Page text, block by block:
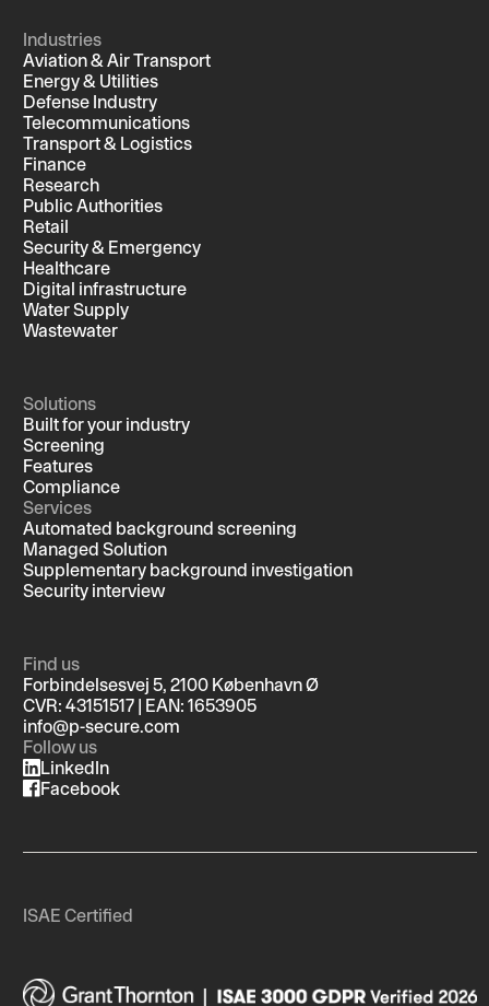
Industries
Aviation & Air Transport
Energy & Utilities
Defense Industry
Telecommunications
Transport & Logistics
Finance
Research
Public Authorities
Retail
Security & Emergency
Healthcare
Digital infrastructure
Water Supply
Wastewater
Solutions
Built for your industry
Screening
Features
Compliance
Services
Automated background screening
Managed Solution
Supplementary background investigation
Security interview
Find us
Forbindelsesvej 5, 2100 København Ø
CVR: 43151517 | EAN: 1653905
info@p-secure.com
Follow us
LinkedIn
Facebook
ISAE Certified